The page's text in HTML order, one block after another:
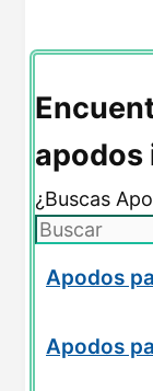
apodos
¿Buscas
Apodos
Apodos